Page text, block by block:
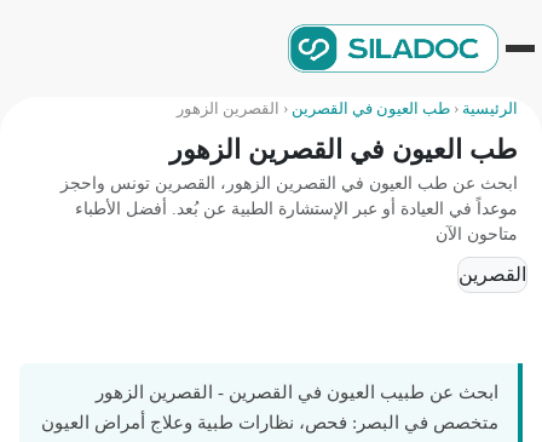
الرئيسية‹طب العيون في القصرين‹القصرين الزهور
طب العيون في القصرين الزهور
ابحث عن طب العيون في القصرين الزهور، القصرين تونس واحجز
موعداً في العيادة أو عبر الإستشارة الطبية عن بُعد. أفضل الأطباء
متاحون الآن
القصرين
ابحث عن طبيب العيون في القصرين - القصرين الزهور
متخصص في البصر: فحص، نظارات طبية وعلاج أمراض العيون